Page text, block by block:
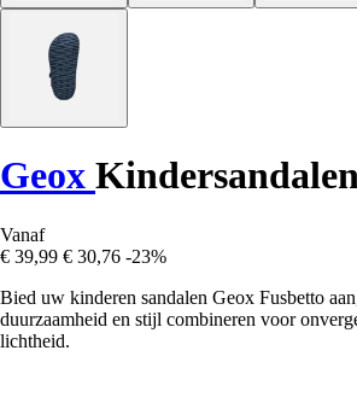
Geox
Vanaf
€ 39,99 € 30,76 -23%
Bied uw kinderen sandalen Geox Fusbetto
duurzaamheid en stijl combineren voor
lichtheid.